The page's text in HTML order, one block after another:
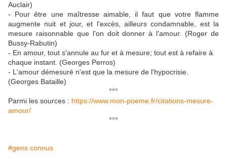
Auclair)
- Pour être une maîtresse aimable, il faut que votre flamme
augmente nuit et jour, et l'excès, ailleurs condamnable, est la
mesure raisonnable que l'on doit donner à l'amour. (Roger de
Bussy-Rabutin)
- En amour, tout s'annule au fur et à mesure; tout est à refaire à
chaque instant. (Georges Perros)
- L'amour démesuré n'est que la mesure de l'hypocrisie.
(Georges Bataille)
°°°
Parmi les sources : https://www.mon-poeme.fr/citations-mesure-
amour/
°°°
#gens connus